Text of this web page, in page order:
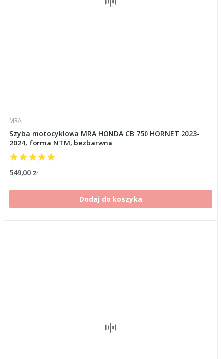
MRA
Szyba motocyklowa MRA HONDA CB 750 HORNET 2023-
2024, forma NTM, bezbarwna
549,00 zł
Dodaj do koszyka